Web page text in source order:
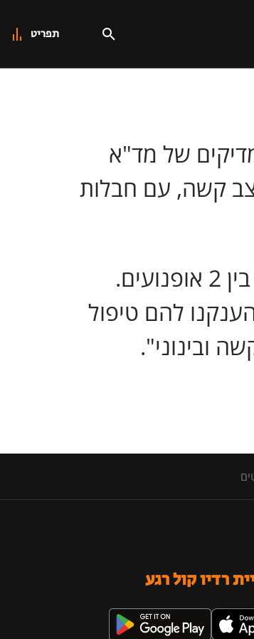
תפריט
חובשים ופראמדיקים של מד"א
רפואי ומפנים למרכז הרפואי לגליל בנהריה, גבר בן 28 במצב קשה, עם חבלות
חובשת רפואת חירום במד"א רעות משעלי, סיפרה: "מדובר בתאונת דרכים בין 2 אופנועים.
להם טיפול
ובינוני".
רדיו קול רגע